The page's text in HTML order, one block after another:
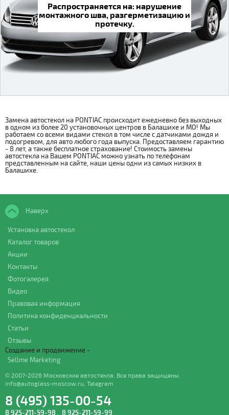
Распространяется на: нарушение
монтажного шва, разгерметизацию и
протечку.
Замена автостекол на PONTIAC происходит ежедневно без выходных
в одном из более 20 установочных центров в Балашихе и МО! Мы
работаем со всеми видами стекол в том числе с датчиками дождя и
подогревом, для авто любого года выпуска. Предоставляем гарантию
- 8 лет, а также бесплатное страхование! Стоимость замены
автостекла на Вашем PONTIAC можно узнать по телефонам
представленным на сайте, наши цены одни из самых низких в
Балашихе.
Наверх
Установка автостекол
Каталог товаров
Акции
Контакты
Фотогалерея
Видео
Правовая информация
Политика конфиденциальности
Статьи
Отзывы
Создание и продвижение -
Sellme Marketing
© 2007-2026 Московские автостекла. Все права защищены.
info@autoglass-moscow.ru Telegram
8 (495) 135-00-54
8 925-211-59-98 8 925-211-59-99